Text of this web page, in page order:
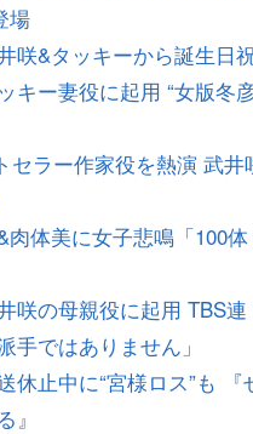
場
咲&タッキーから誕生日
キー妻役に起用 “女版冬
セラー作家役を熱演 武井
体美に女子悲鳴「100体
咲の母親役に起用 TBS連
手ではありません」
休止中に“宮様ロス”も 『
』